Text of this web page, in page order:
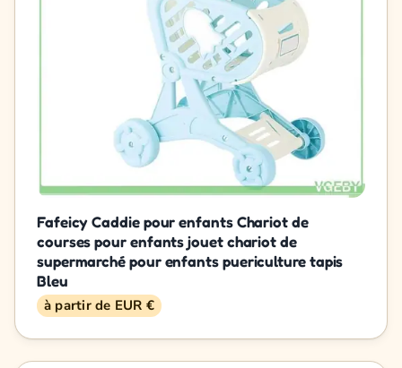
Fafeicy Caddie pour enfants Chariot de
courses pour enfants jouet chariot de
supermarché pour enfants puericulture tapis
Bleu
à partir de EUR €